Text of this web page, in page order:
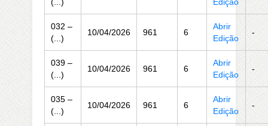
032 –
(...)
10/04/2026 961 6
Abrir
Edição
-
039 –
(...)
10/04/2026 961 6
Abrir
Edição
-
035 –
(...)
10/04/2026 961 6
Abrir
Edição
-